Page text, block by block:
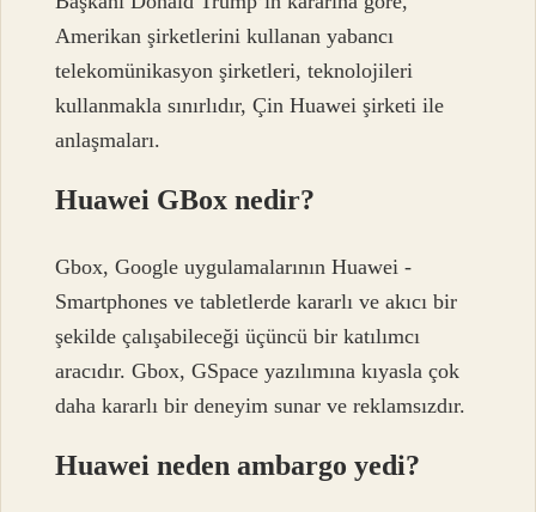
Amerikan şirketlerini kullanan yabancı
telekomünikasyon şirketleri, teknolojileri
kullanmakla sınırlıdır, Çin Huawei şirketi ile
anlaşmaları.
Huawei GBox nedir?
Gbox, Google uygulamalarının Huawei -
Smartphones ve tabletlerde kararlı ve akıcı bir
şekilde çalışabileceği üçüncü bir katılımcı
aracıdır. Gbox, GSpace yazılımına kıyasla çok
daha kararlı bir deneyim sunar ve reklamsızdır.
Huawei neden ambargo yedi?